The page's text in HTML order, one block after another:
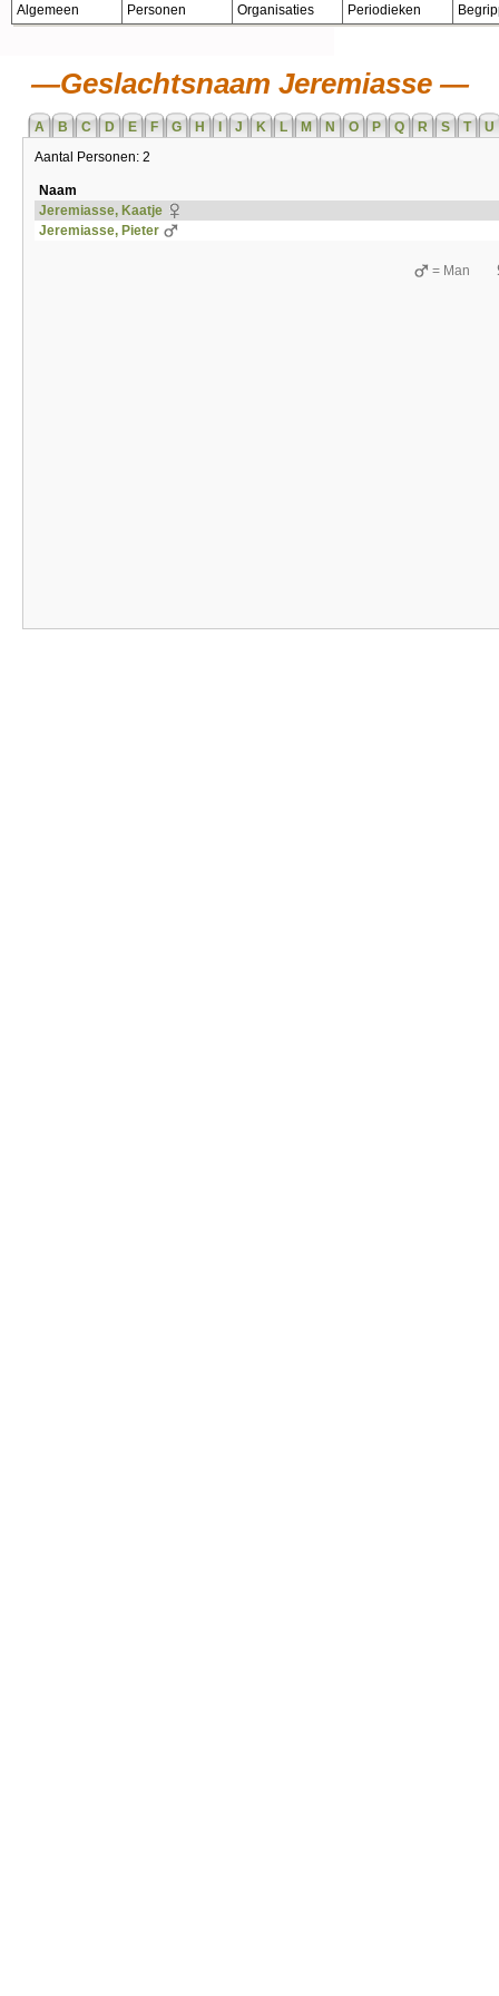
Algemeen Personen Organisaties Periodieken
Geslachtsnaam Jeremiasse
A B C D E F G H J K L M N O P Q R S T
U
Aantal Personen: 2
Naam
Jeremiasse, Kaatje
Jeremiasse, Pieter
= Man